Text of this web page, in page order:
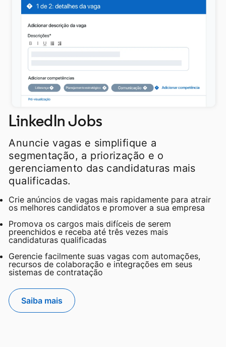
LinkedIn Jobs
Anuncie vagas e simplifique a
segmentação, a priorização e o
gerenciamento das candidaturas mais
qualificadas.
Crie anúncios de vagas mais rapidamente para atrair
os melhores candidatos e promover a sua empresa
Promova os cargos mais difíceis de serem
preenchidos e receba até três vezes mais
candidaturas qualificadas
Gerencie facilmente suas vagas com automações,
recursos de colaboração e integrações em seus
sistemas de contratação
Saiba mais